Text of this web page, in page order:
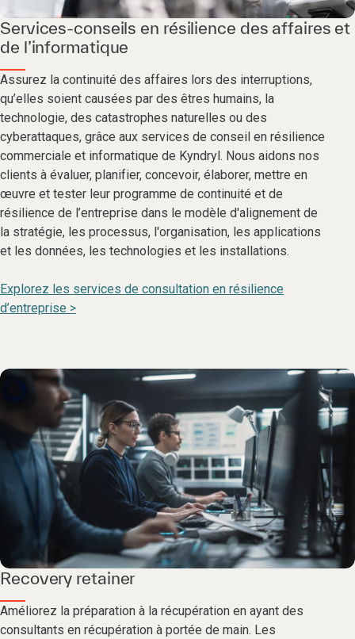
Services-conseils en résilience des affaires et
de l’informatique
Assurez la continuité des affaires lors des interruptions,
qu’elles soient causées par des êtres humains, la
technologie, des catastrophes naturelles ou des
cyberattaques, grâce aux services de conseil en résilience
commerciale et informatique de Kyndryl. Nous aidons nos
clients à évaluer, planifier, concevoir, élaborer, mettre en
œuvre et tester leur programme de continuité et de
résilience de l’entreprise dans le modèle d'alignement de
la stratégie, les processus, l'organisation, les applications
et les données, les technologies et les installations.
Explorez les services de consultation en résilience
d’entreprise >
Recovery retainer
Améliorez la préparation à la récupération en ayant des
consultants en récupération à portée de main. Les